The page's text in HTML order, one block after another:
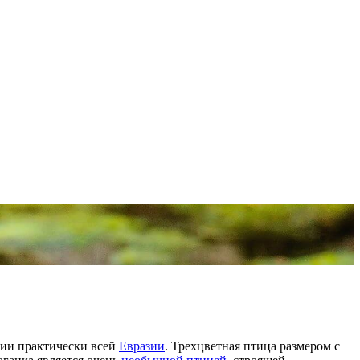
практически всей Евразии. Трехцветная птица размером с